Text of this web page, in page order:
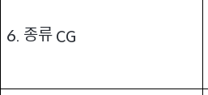
6. 종류 CG